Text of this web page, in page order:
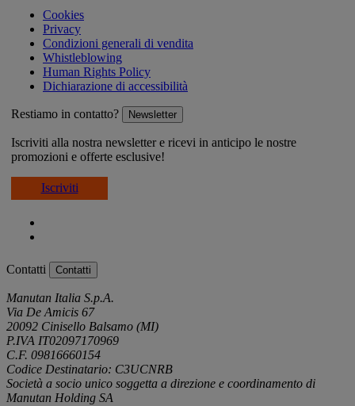
Cookies
Privacy
Condizioni generali di vendita
Whistleblowing
Human Rights Policy
Dichiarazione di accessibilità
Restiamo in contatto? Newsletter
Iscriviti alla nostra newsletter e ricevi in anticipo le nostre
promozioni e offerte esclusive!
Iscriviti
Contatti Contatti
Manutan Italia S.p.A.
Via De Amicis 67
20092 Cinisello Balsamo (MI)
P.IVA IT02097170969
C.F. 09816660154
Codice Destinatario: C3UCNRB
Società a socio unico soggetta a direzione e coordinamento di
Manutan Holding SA